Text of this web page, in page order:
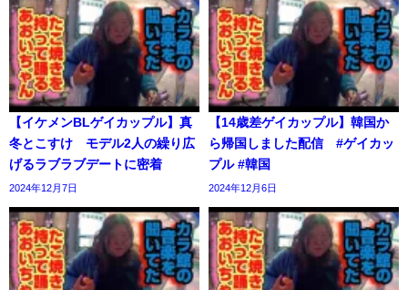
【イケメンBLゲイカップル】真
冬とこすけ モデル2人の繰り広
げるラブラブデートに密着
2024年12月7日
【14歳差ゲイカップル】韓国か
ら帰国しました配信 #ゲイカッ
プル #韓国
2024年12月6日